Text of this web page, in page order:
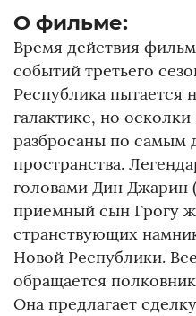
О фильме:
Время действия
событий третьего
Республика пытается
галактике, но
разбросаны по самым
пространства.
головами Дин Джарин
приемный сын Грогу
странствующих
Новой Республики.
обращается
Она предлагает